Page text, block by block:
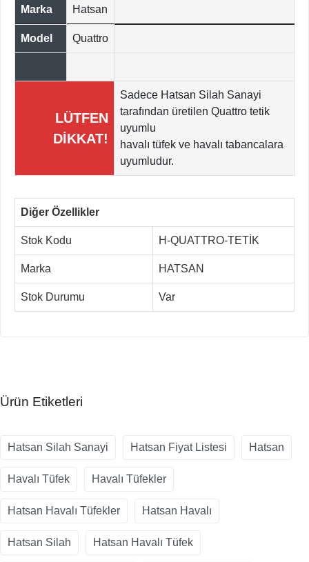
Marka Hatsan
Model Quattro
LÜTFEN
DİKKAT!
Sadece Hatsan Silah Sanayi
tarafından üretilen Quattro tetik
uyumlu
havalı tüfek ve havalı tabancalara
uyumludur.
Diğer Özellikler
Stok Kodu H-QUATTRO-TETİK
Marka HATSAN
Stok Durumu Var
Ürün Etiketleri
Hatsan Silah Sanayi Hatsan Fiyat Listesi Hatsan
Havalı Tüfek Havalı Tüfekler
Hatsan Havalı Tüfekler Hatsan Havalı
Hatsan Silah Hatsan Havalı Tüfek